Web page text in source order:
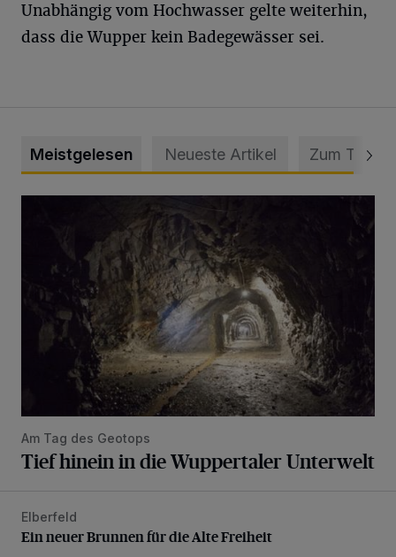
Unabhängig vom Hochwasser gelte weiterhin,
dass die Wupper kein Badegewässer sei.
Meistgelesen Neueste Artikel Zum Thema
Am Tag des Geotops
Tief hinein in die Wuppertaler Unterwelt
Ein neuer Brunnen für die Alte Freiheit
Elberfeld
Ein neuer Brunnen für die Alte Freiheit